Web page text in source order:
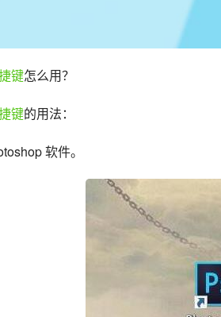
键怎么用？
键的用法：
软件。